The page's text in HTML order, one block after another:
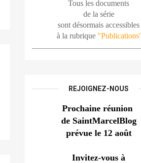
Tous les documents
de la série
sont désormais accessibles
à la rubrique "Publications'
REJOIGNEZ-NOUS
Prochaine réunion
de SaintMarcelBlog
prévue le 12 août
Invitez-vous à